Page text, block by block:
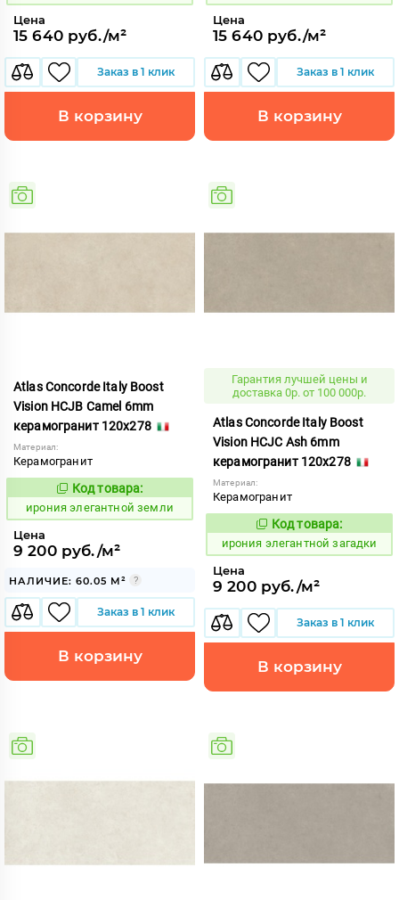
Цена
15 640 руб./м²
Заказ в 1 клик
В корзину
Цена
15 640 руб./м²
Заказ в 1 клик
В корзину
Atlas Concorde Italy Boost
Vision HCJB Camel 6mm
керамогранит 120x278
Материал:
Керамогранит
1098155
Код товара:
ирония элегантной земли
Цена
9 200 руб./м²
НАЛИЧИЕ: 60.05 М²
Заказ в 1 клик
В корзину
Гарантия лучшей цены и
доставка 0р. от 100 000р.
Atlas Concorde Italy Boost
Vision HCJC Ash 6mm
керамогранит 120x278
Материал:
Керамогранит
1098152
Код товара:
ирония элегантной загадки
Цена
9 200 руб./м²
Заказ в 1 клик
В корзину